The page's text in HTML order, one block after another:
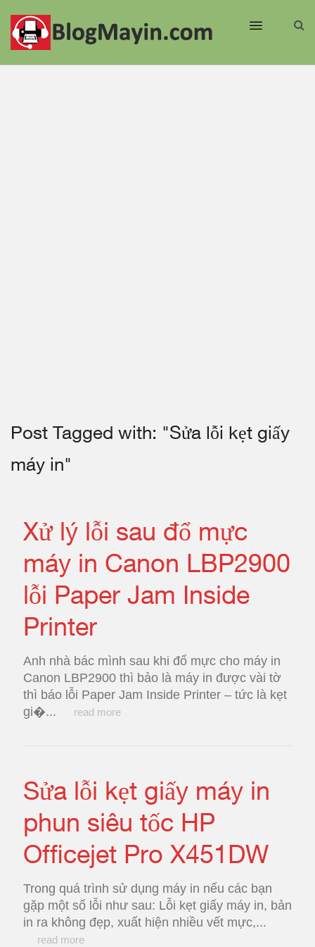
Post Tagged with: "Sửa lỗi kẹt giấy
máy in"
Xử lý lỗi sau đổ mực
máy in Canon LBP2900
lỗi Paper Jam Inside
Printer
Anh nhà bác mình sau khi đổ mực cho máy in
Canon LBP2900 thì bảo là máy in được vài tờ
thì báo lỗi Paper Jam Inside Printer – tức là kẹt
gi�...
read more
Sửa lỗi kẹt giấy máy in
phun siêu tốc HP
Officejet Pro X451DW
Trong quá trình sử dụng máy in nếu các bạn
gặp một số lỗi như sau: Lỗi kẹt giấy máy in, bản
in ra không đẹp, xuất hiện nhiều vết mực,...
read more